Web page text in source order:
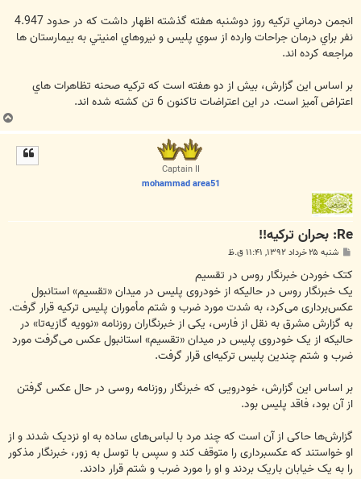
انجمن درماني ترکيه روز دوشنبه هفته گذشته اظهار داشت که در حدود 4.947
نفر براي درمان جراحات وارده از سوي پليس و نيروهاي امنيتي به بيمارستان ها
مراجعه کرده اند.
بر اساس اين گزارش، بيش از دو هفته است که ترکيه صحنه تظاهرات هاي
اعتراض آميز است. در اين اعتراضات تاکنون 6 تن کشته شده اند.
ب
ا
Captain II
mohammad area51
Re: بحران ترکیه!!
پ
ت
شنبه ۲۵ خرداد ۱۳۹۲, ۱۱:۴۱ ق.ظ
کتک خوردن خبرنگار روس در تقسیم
یک خبرنگار روس در حالیکه از خودروی پلیس در میدان «تقسیم» استانبول
عکس‌برداری می‌کرد، به شدت مورد ضرب و شتم مأموران پلیس ترکیه قرار گرفت.
به گزارش مشرق به نقل از فارس، یکی از خبرنگاران روزنامه «نوویه گازیه‌تا» در
حالیکه از یک خودروی پلیس در میدان «تقسیم» استانبول عکس می‌گرفت مورد
ضرب و شتم چندین پلیس ترکیه‌ای قرار گرفت.
بر اساس این گزارش، خودرویی که خبرنگار روزنامه روسی در حال عکس گرفتن
از آن بود، فاقد پلیس بود.
گزارش‌ها حاکی از آن است که چند مرد با لباس‌های ساده به او نزدیک شدند و از
او خواستند که عکسبرداری را متوقف کند و سپس با توسل به زور، خبرنگار مذکور
را به یک خیابان باریک بردند و او را مورد ضرب و شتم قرار دادند.